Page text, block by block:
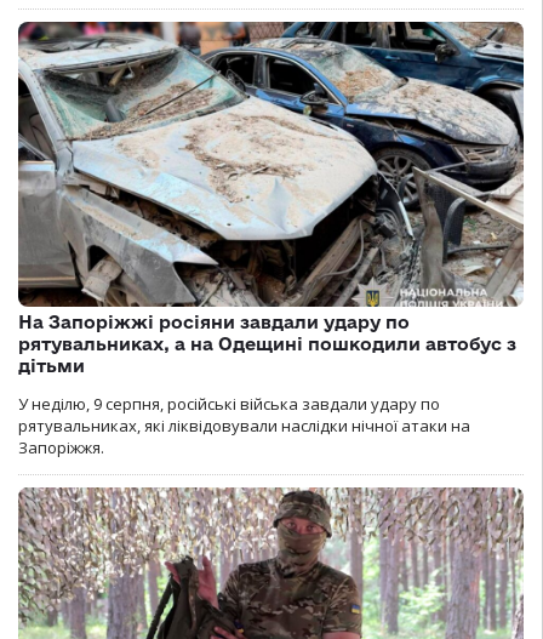
На Запоріжжі росіяни завдали удару по
рятувальниках, а на Одещині пошкодили автобус з
дітьми
У неділю, 9 серпня, російські війська завдали удару по
рятувальниках, які ліквідовували наслідки нічної атаки на
Запоріжжя.